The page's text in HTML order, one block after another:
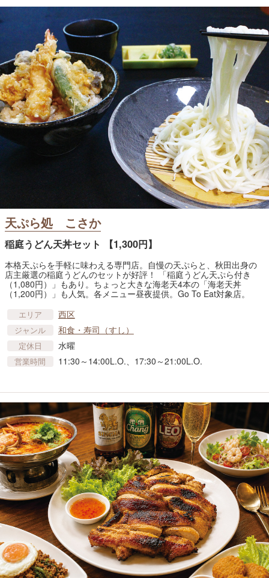
天ぷら処 こさか
稲庭うどん天丼セット 【1,300円】
本格天ぷらを手軽に味わえる専門店。自慢の天ぷらと、秋田出身の
店主厳選の稲庭うどんのセットが好評！ 「稲庭うどん天ぷら付き
（1,080円）」もあり。ちょっと大きな海老天4本の「海老天丼
（1,200円）」も人気。各メニュー昼夜提供。Go To Eat対象店。
エリア 西区
ジャンル 和食・寿司（すし）
定休日 水曜
営業時間 11:30～14:00L.O.、17:30～21:00L.O.